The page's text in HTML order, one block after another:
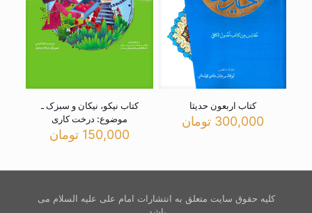
کتاب اربعون حدیثا
300,000 تومان
کتاب نیکو، نیکان و سبزک ـ
موضوع: درخت کاری
150,000 تومان
کلیه حقوق سایت متعلق به انتشارات امام علی علیه السلام می